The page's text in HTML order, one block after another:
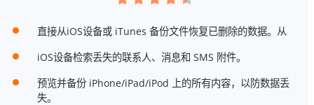
直接从iOS设备或 iTunes 备份文件恢复已删除的数据。从
iOS设备检索丢失的联系人、消息和 SMS 附件。
预览并备份 iPhone/iPad/iPod 上的所有内容，以防数据丢
失。